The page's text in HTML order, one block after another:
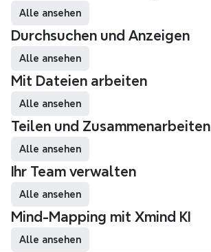
Alle ansehen
Durchsuchen und Anzeigen
Alle ansehen
Mit Dateien arbeiten
Alle ansehen
Teilen und Zusammenarbeiten
Alle ansehen
Ihr Team verwalten
Alle ansehen
Mind-Mapping mit Xmind KI
Alle ansehen